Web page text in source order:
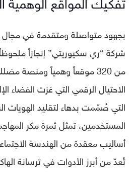
بجهود متواصلة ومتقدمة في مجال
شركة “ري سكيوريتي” إنجازاً
من 320 موقعاً وهمياً ومنصة
الاحتيال الرقمي التي غزت الفضاء
التي صُمّمت بدهاء لتقليد الهويات
المستخدمين، تمثل ثمرة مكر
أساليب معقدة من الهندسة
تُعدّ من أبرز الأدوات في ترسانة